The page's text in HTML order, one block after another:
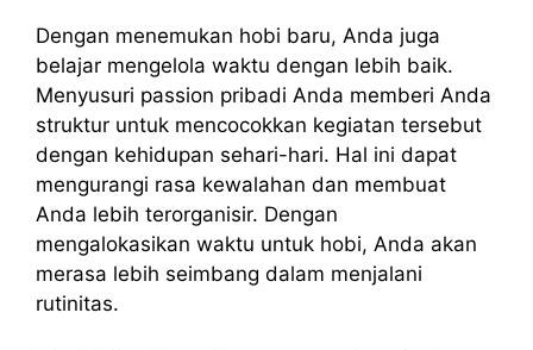
Dengan menemukan hobi baru, Anda juga
belajar mengelola waktu dengan lebih baik.
Menyusuri passion pribadi Anda memberi Anda
struktur untuk mencocokkan kegiatan tersebut
dengan kehidupan sehari-hari. Hal ini dapat
mengurangi rasa kewalahan dan membuat
Anda lebih terorganisir. Dengan
mengalokasikan waktu untuk hobi, Anda akan
merasa lebih seimbang dalam menjalani
rutinitas.